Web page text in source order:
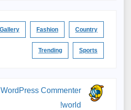
Country
Fashion
Gallery
Sports
Trending
Commenter
world!